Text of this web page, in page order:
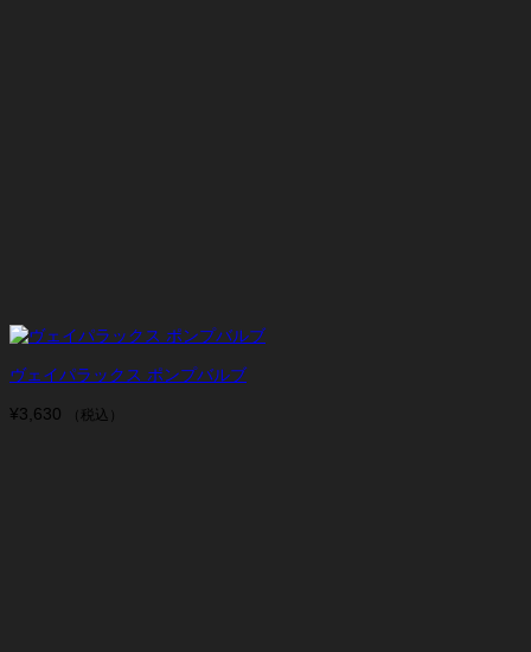
ヴェイパラックス ポンプバルブ
¥3,630 （税込）